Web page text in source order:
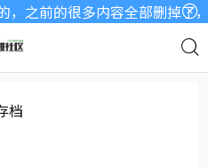
之前的很多内容全部删掉了
档